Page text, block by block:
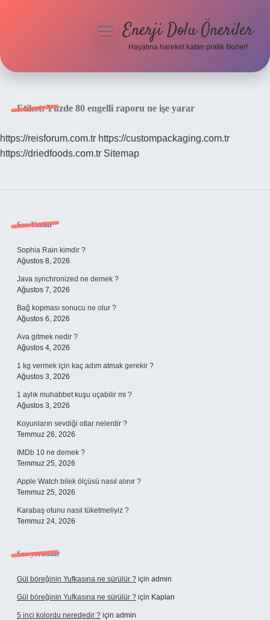
Hakkımızda
menüyüEnerji Dolu Öneriler
Hayatına hareket katan pratik fikirler!
Etiket:Yüzde 80 engelli raporu ne işe yarar
https://reisforum.com.tr https://custompackaging.com.tr
https://driedfoods.com.tr Sitemap
Sidebar
Son Yazılar
Sophia Rain kimdir ?
Ağustos 8, 2026
Java synchronized ne demek ?
Ağustos 7, 2026
Bağ kopması sonucu ne olur ?
Ağustos 6, 2026
Ava gitmek nedir ?
Ağustos 4, 2026
1 kg vermek için kaç adım atmak gerekir ?
Ağustos 3, 2026
1 aylık muhabbet kuşu uçabilir mi ?
Ağustos 3, 2026
Koyunların sevdiği otlar nelerdir ?
Temmuz 26, 2026
IMDb 10 ne demek ?
Temmuz 25, 2026
Apple Watch bilek ölçüsü nasıl alınır ?
Temmuz 25, 2026
Karabaş otunu nasıl tüketmeliyiz ?
Temmuz 24, 2026
Son yorumlar
Gül böreğinin Yufkasına ne sürülür ? için admin
Gül böreğinin Yufkasına ne sürülür ? için Kaplan
5 inci kolordu nerededir ? için admin